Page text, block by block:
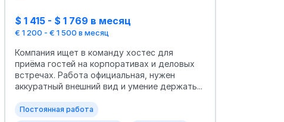
$ 1 415 - $ 1 769 в месяц
€ 1 200 - € 1 500 в месяц
Компания ищет в команду хостес для
приёма гостей на корпоративах и деловых
встречах. Работа официальная, нужен
аккуратный внешний вид и умение держать...
Постоянная работа